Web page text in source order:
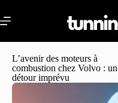
L’avenir des moteurs à
combustion chez Volvo : un
détour imprévu